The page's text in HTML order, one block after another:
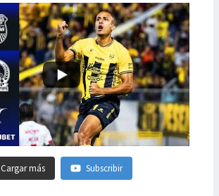
Cargar más Subscribir